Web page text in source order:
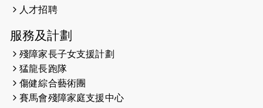
2026-05-21
2026-05-14
（19:00開始）
2026-05-07
開始）
人才招聘
服務及計劃
殘障家長子女支援計劃
猛龍長跑隊
傷健綜合藝術團
賽馬會殘障家庭支援中心